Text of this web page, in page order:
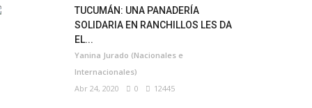
TUCUMÁN: UNA PANADERÍA
SOLIDARIA EN RANCHILLOS LES DA
EL...
Yanina Jurado (Nacionales e
Internacionales)
Abr 24, 2020
0 12445